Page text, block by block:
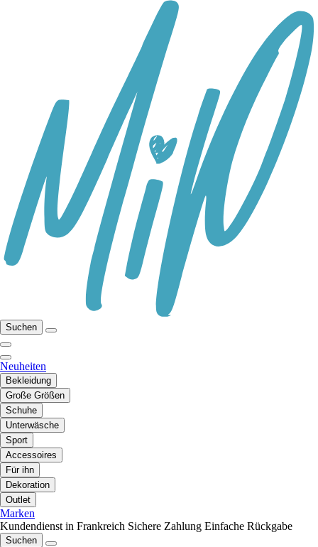
Suchen
Neuheiten
Bekleidung
Große Größen
Schuhe
Unterwäsche
Sport
Accessoires
Für ihn
Dekoration
Outlet
Marken
Kundendienst in Frankreich Sichere Zahlung Einfache Rückgabe
Suchen